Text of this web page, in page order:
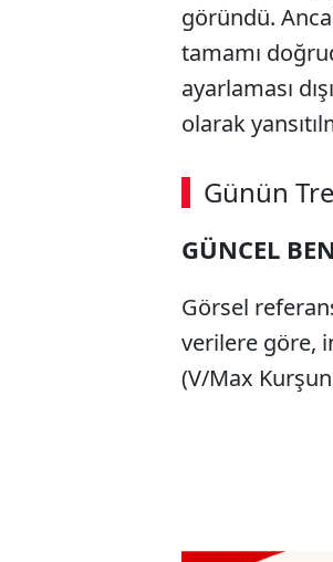
göründü.
tamamı
ayarlaması
olarak
Günün
GÜNCEL
Görsel
verilere göre,
(V/Max